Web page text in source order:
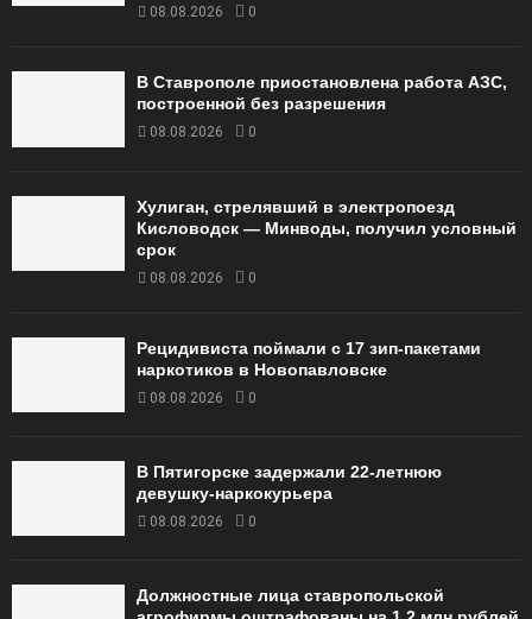
08.08.2026 0
В Ставрополе приостановлена работа АЗС,
построенной без разрешения
08.08.2026 0
Хулиган, стрелявший в электропоезд
Кисловодск — Минводы, получил условный
срок
08.08.2026 0
Рецидивиста поймали с 17 зип-пакетами
наркотиков в Новопавловске
08.08.2026 0
В Пятигорске задержали 22-летнюю
девушку-наркокурьера
08.08.2026 0
Должностные лица ставропольской